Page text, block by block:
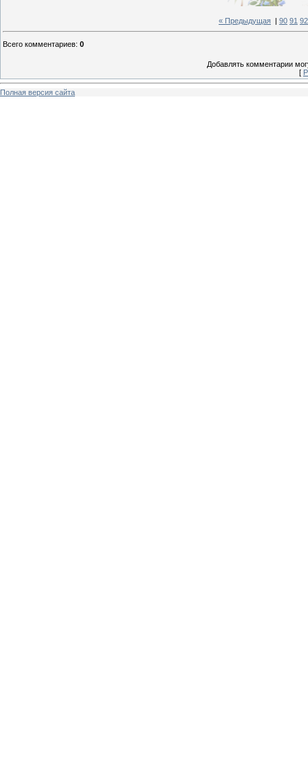
« Предыдущая 90 91 92
Всего комментариев: 0
Добавлять комментарии
[
Полная версия сайта